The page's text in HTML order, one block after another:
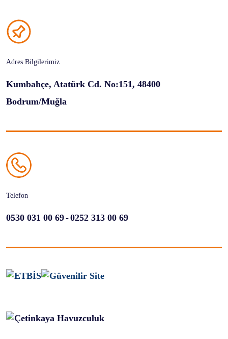
Adres Bilgilerimiz
Kumbahçe, Atatürk Cd. No:151, 48400
Bodrum/Muğla
Telefon
0530 031 00 69-0252 313 00 69